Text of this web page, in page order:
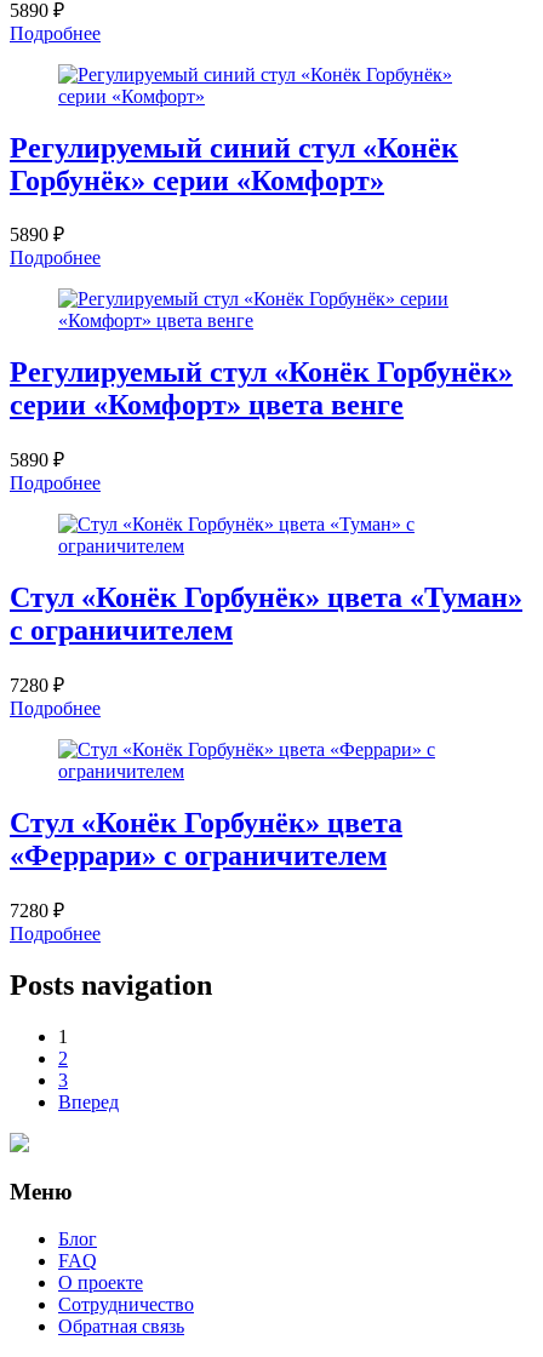
5890 ₽
Подробнее
Регулируемый синий стул «Конёк
Горбунёк» серии «Комфорт»
5890 ₽
Подробнее
Регулируемый стул «Конёк Горбунёк»
серии «Комфорт» цвета венге
5890 ₽
Подробнее
Стул «Конёк Горбунёк» цвета «Туман»
с ограничителем
7280 ₽
Подробнее
Стул «Конёк Горбунёк» цвета
«Феррари» с ограничителем
7280 ₽
Подробнее
Posts navigation
1
2
3
Вперед
Меню
Блог
FAQ
О проекте
Сотрудничество
Обратная связь